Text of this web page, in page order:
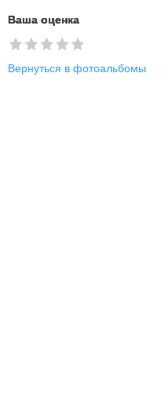
Ваша оценка
Вернуться в фотоальбомы